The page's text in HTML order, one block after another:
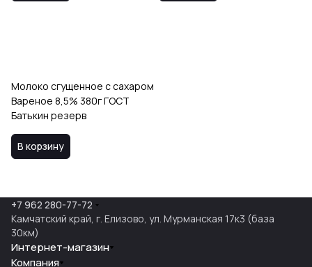
Молоко сгущенное с сахаром
Вареное 8,5% 380г ГОСТ
Батькин резерв
В корзину
+7 962 280-77-72
Камчатский край, г. Елизово, ул. Мурманская 17к3 (база
30км)
Интернет-магазин
Компания